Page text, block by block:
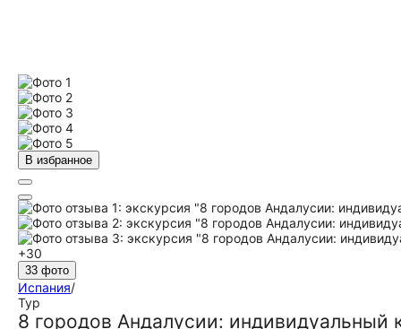
В избранное
+30
33 фото
Испания/
Тур
8 городов Андалусии: индивидуальный